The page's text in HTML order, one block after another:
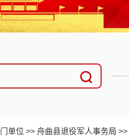
单位 >> 舟曲县退役军人事务局 >>